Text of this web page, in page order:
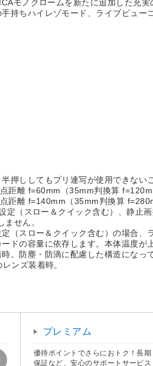
モノクロームを新たに追加した充実
持ちハイレゾモード、ライブビュー
押ししてもプリ連写が使用できない
距離 f=60mm（35mm判換算
距離 f=140mm（35mm判換算
（スロー＆クイック含む）、静止
せん。
（スロー＆クイック含む）の場合、
ドの容量に依存します。本体温度が
。防塵・防滴に配慮した構造になっ
ンズ装着時。
プレミアム
優待ポイントでさらにおトク！長期
保証など、安心のサポートサービス